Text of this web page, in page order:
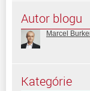
Autor blogu
Marcel
Kategórie